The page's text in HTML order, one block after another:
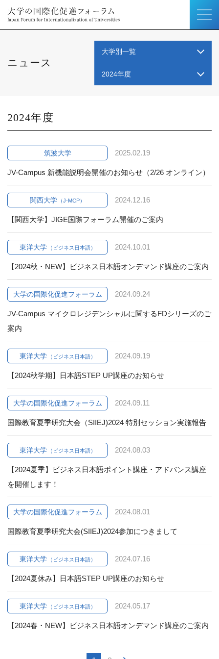
ニュース
大学別一覧
2024年度
2024
筑波大学 2025.02.19
JV-Campus 新機能説明会開催のお知らせ（2/26 オンライン）
関西大学 （J-MCP） 2024.12.16
【関西大学】JIGE国際フォーラム開催のご案内
東洋大学 （ビジネス日本語） 2024.10.01
【2024秋・NEW】ビジネス日本語オンデマンド講座のご案内
大学の国際化促進フォーラム 2024.09.24
JV-Campus マイクロレジデンシャルに関するFDシリーズのご
案内
東洋大学 （ビジネス日本語） 2024.09.19
【2024秋学期】日本語STEP UP講座のお知らせ
大学の国際化促進フォーラム 2024.09.11
国際教育夏季研究大会（SIIEJ)2024 特別セッション実施報告
東洋大学 （ビジネス日本語） 2024.08.03
【2024夏季】ビジネス日本語ポイント講座・アドバンス講座
を開催します！
大学の国際化促進フォーラム 2024.08.01
国際教育夏季研究大会(SIIEJ)2024参加につきまして
東洋大学 （ビジネス日本語） 2024.07.16
【2024夏休み】日本語STEP UP講座のお知らせ
東洋大学 （ビジネス日本語） 2024.05.17
【2024春・NEW】ビジネス日本語オンデマンド講座のご案内